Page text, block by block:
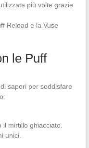
più volte grazie
Reload e la Vuse
le Puff
sapori per soddisfare
mirtillo ghiacciato.
unici.